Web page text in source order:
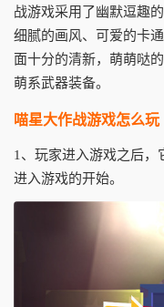
战游戏采用了幽默逗趣
细腻的画风、可爱的卡
面十分的清新，萌萌哒
萌系武器装备。
喵星大作战游戏怎么玩
1、玩家进入游戏之后，
进入游戏的开始。